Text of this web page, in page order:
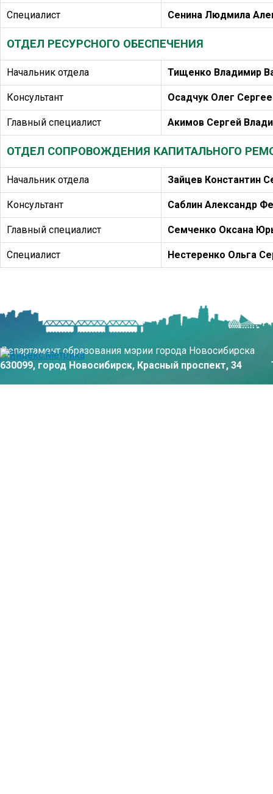
Специалист Сенина Людмила
ОТДЕЛ РЕСУРСНОГО ОБЕСПЕЧЕНИЯ
Начальник отдела Тищенко Владимир
Консультант Осадчук Олег
Главный специалист Акимов Сергей
ОТДЕЛ СОПРОВОЖДЕНИЯ КАПИТАЛЬНОГО
Начальник отдела Зайцев Константин
Консультант Саблин Александр
Главный специалист Семченко Оксана
Специалист Нестеренко Ольга
Департамент образования мэрии города Новосибирска
630099, город Новосибирск, Красный проспект, 34